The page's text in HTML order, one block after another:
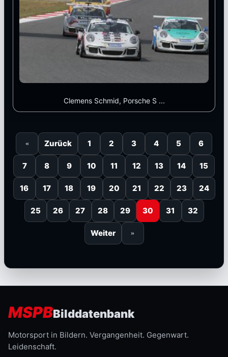
Clemens Schmid, Porsche S ...
« Zurück 1 2 3 4 5 6
7 8 9 10 11 12 13 14 15
16 17 18 19 20 21 22 23 24
25 26 27 28 29 30 31 32
Weiter »
MSPBBilddatenbank
Motorsport in Bildern. Vergangenheit. Gegenwart.
Leidenschaft.